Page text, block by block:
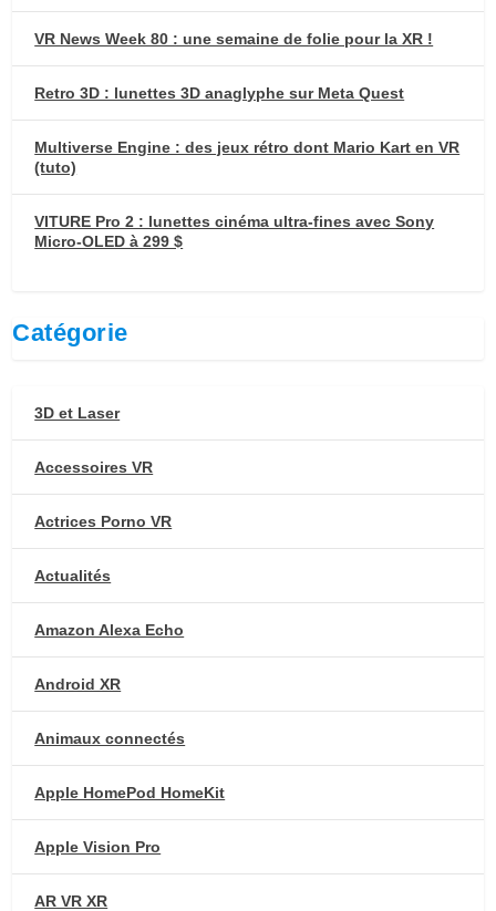
VR News Week 80 : une semaine de folie pour la XR !
Retro 3D : lunettes 3D anaglyphe sur Meta Quest
Multiverse Engine : des jeux rétro dont Mario Kart en VR
(tuto)
VITURE Pro 2 : lunettes cinéma ultra-fines avec Sony
Micro-OLED à 299 $
Catégorie
3D et Laser
Accessoires VR
Actrices Porno VR
Actualités
Amazon Alexa Echo
Android XR
Animaux connectés
Apple HomePod HomeKit
Apple Vision Pro
AR VR XR